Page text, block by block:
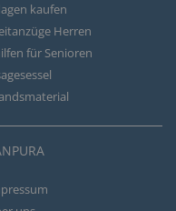
kaufen
Herren
für Senioren